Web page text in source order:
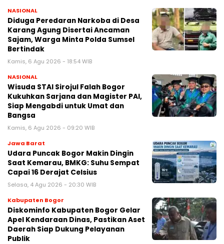
NASIONAL
Diduga Peredaran Narkoba di Desa
Karang Agung Disertai Ancaman
Sajam, Warga Minta Polda Sumsel
Bertindak
Kamis, 6 Agu 2026 - 18:54 WIB
NASIONAL
Wisuda STAI Sirojul Falah Bogor
Kukuhkan Sarjana dan Magister PAI,
Siap Mengabdi untuk Umat dan
Bangsa
Kamis, 6 Agu 2026 - 09:20 WIB
Jawa Barat
Udara Puncak Bogor Makin Dingin
Saat Kemarau, BMKG: Suhu Sempat
Capai 16 Derajat Celsius
Selasa, 4 Agu 2026 - 20:30 WIB
Kabupaten Bogor
Diskominfo Kabupaten Bogor Gelar
Apel Kendaraan Dinas, Pastikan Aset
Daerah Siap Dukung Pelayanan
Publik